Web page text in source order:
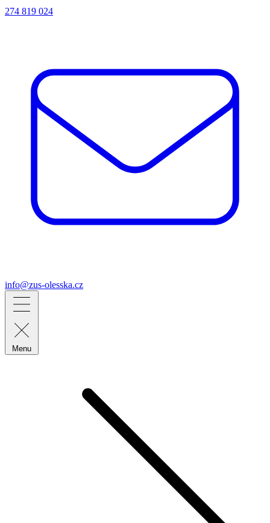
274 819 024
info@zus-olesska.cz
Menu